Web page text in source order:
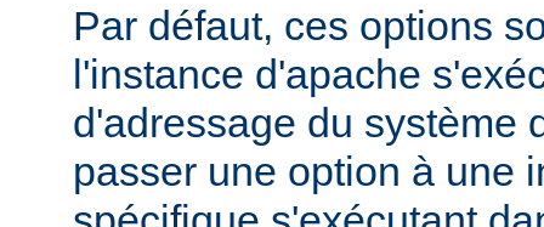
Par défaut, ces options
l'instance d'apache
d'adressage du système
passer une option à une